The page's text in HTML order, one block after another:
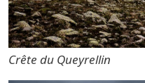
Crête du Queyrellin